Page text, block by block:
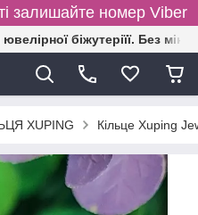
залишайте номер Viber
біжутеріїї. Без
XUPING Кільце Xuping